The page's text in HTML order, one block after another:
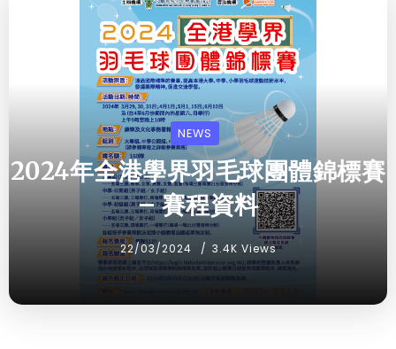
NEWS
2024年全港學界羽毛球團體錦標賽
– 賽程資料
22/03/2024 3.4K Views